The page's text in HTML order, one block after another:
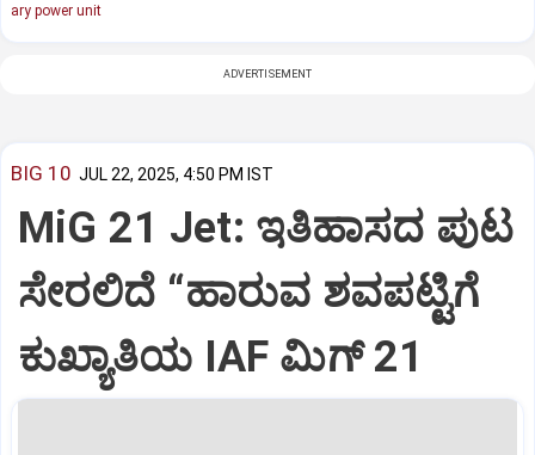
ary power unit
ADVERTISEMENT
BIG 10 JUL 22, 2025, 4:50 PM IST
MiG 21 Jet: ಇತಿಹಾಸದ ಪುಟ
ಸೇರಲಿದೆ “ಹಾರುವ ಶವಪಟ್ಟಿಗೆ
ಕುಖ್ಯಾತಿಯ IAF ಮಿಗ್‌ 21